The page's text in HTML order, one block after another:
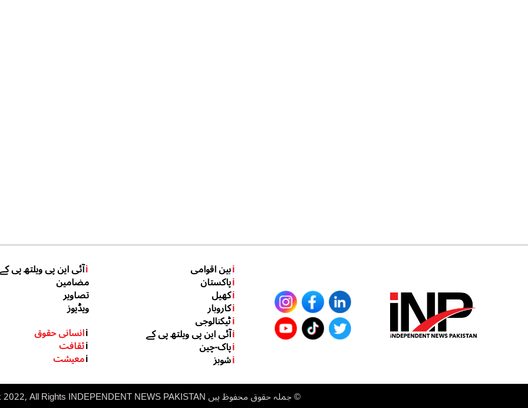
iبین اقوامی
iپاکستان
iکھیل
iکاروبار
iٹیکنالوجی
iآئی این پی ویلتھ پی کے
iپاک-چین
iشوبز
iآئی این پی ویلتھ پی کے
مضامین
تصاویر
ویڈیوز
iانسانی حقوق
iثقافت
iمعیشت
©جملہ حقوق محفوظ ہیں inp.net.pk 2022, All Rights INDEPENDENT NEWS PAKISTAN